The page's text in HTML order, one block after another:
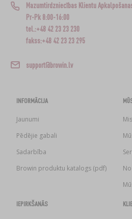
Mazumtirdzniecības Klientu
Pr-Pk 8:00-16:00
tel.:+48 42 23 23 230
fakss:+48 42 23 23 295
support@browin.lv
INFORMĀCIJA
Jaunumi
Pēdējie gabali
Sadarbība
Browin produktu katalogs (pdf)
IEPIRKŠANĀS